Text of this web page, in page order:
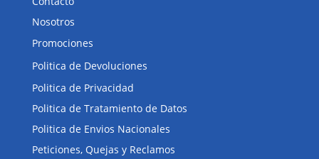
Nosotros
Promociones
Politica de Devoluciones
Politica de Privacidad
Politica de Tratamiento de Datos
Politica de Envios Nacionales
Peticiones, Quejas y Reclamos